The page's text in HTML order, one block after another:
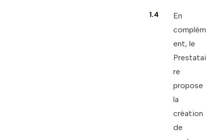
1.4
En
complém
ent, le
Prestatai
re
propose
la
création
de